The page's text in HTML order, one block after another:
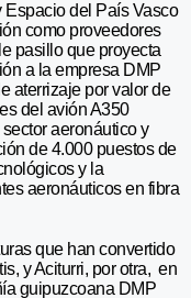
Espacio del País Vasco
como proveedores
pasillo que proyecta
a la empresa DMP
aterrizaje por valor de
del avión A350
aeronáutico y
de 4.000 puestos de
y la
aeronáuticos en fibra
que han convertido
y Aciturri, por otra, en
guipuzcoana DMP